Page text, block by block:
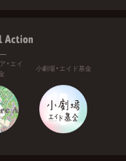
Action
・エイ
小劇場・エイド基金